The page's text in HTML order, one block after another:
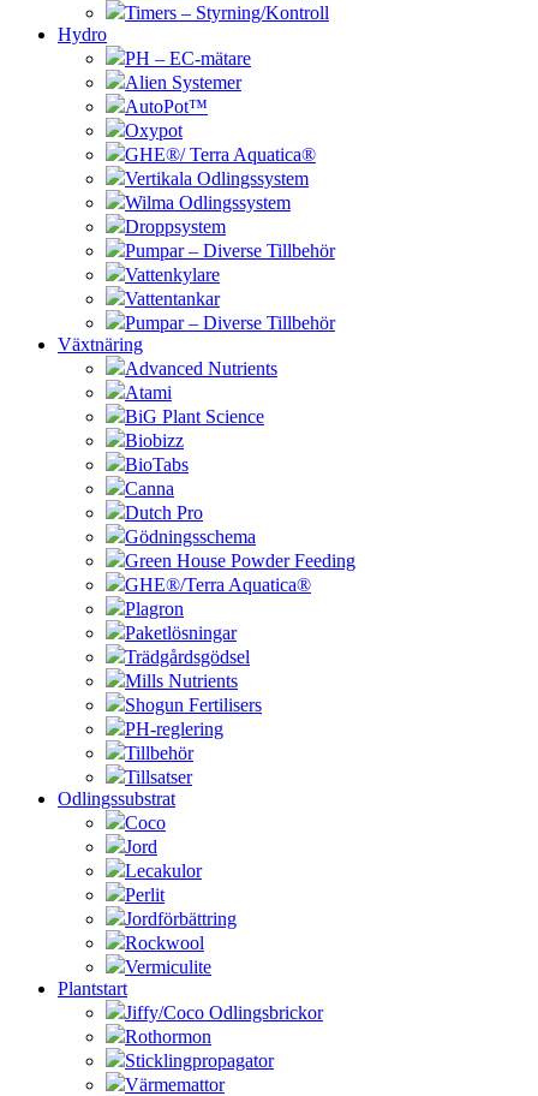
Timers – Styrning/Kontroll
Hydro
PH – EC-mätare
Alien Systemer
AutoPot™
Oxypot
GHE®/ Terra Aquatica®
Vertikala Odlingssystem
Wilma Odlingssystem
Droppsystem
Pumpar – Diverse Tillbehör
Vattenkylare
Vattentankar
Pumpar – Diverse Tillbehör
Växtnäring
Advanced Nutrients
Atami
BiG Plant Science
Biobizz
BioTabs
Canna
Dutch Pro
Gödningsschema
Green House Powder Feeding
GHE®/Terra Aquatica®
Plagron
Paketlösningar
Trädgårdsgödsel
Mills Nutrients
Shogun Fertilisers
PH-reglering
Tillbehör
Tillsatser
Odlingssubstrat
Coco
Jord
Lecakulor
Perlit
Jordförbättring
Rockwool
Vermiculite
Plantstart
Jiffy/Coco Odlingsbrickor
Rothormon
Sticklingpropagator
Värmemattor